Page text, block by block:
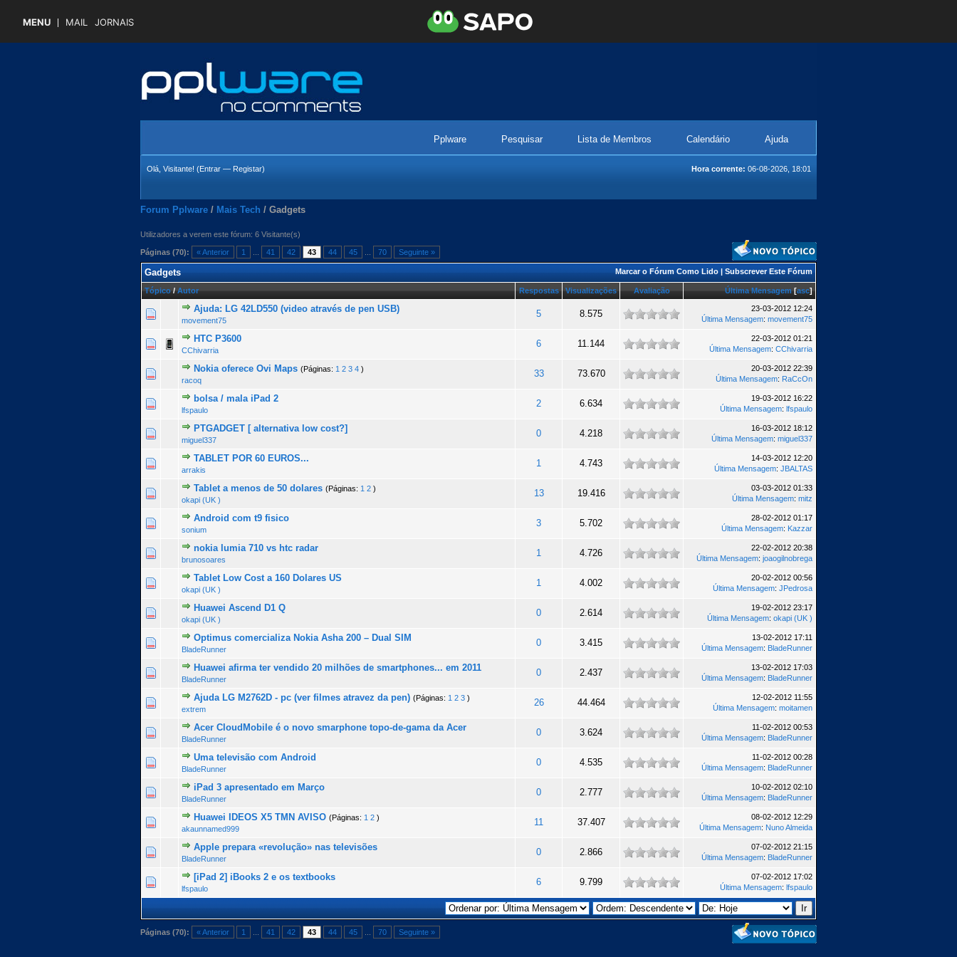
MENU MAIL JORNAIS
Pplware Pesquisar Lista de Membros Calendário Ajuda
Hora corrente: 06-08-2026, 18:01
Olá, Visitante! (Entrar — Registar)
Forum Pplware / Mais Tech / Gadgets
Utilizadores a verem este fórum: 6 Visitante(s)
Páginas (70): « Anterior 1 41 42 43 44 45 70 Seguinte »
Marcar o Fórum Como Lido | Subscrever Este Fórum
Gadgets
Tópico/Autor Respostas Visualizações Avaliação Última Mensagem [asc]
Ajuda: LG 42LD550 (video através de pen USB)
movement75
5 8.575
0 Voto(s) - 0 de 5 na totalidade
12345
23-03-2012 12:24
Última Mensagem: movement75
HTC P3600
CChivarria
6 11.144
0 Voto(s) - 0 de 5 na totalidade
22-03-2012 01:21
Última Mensagem: CChivarria
Nokia oferece Ovi Maps (Páginas: 1 2 3 4 )
racoq
33 73.670
0 Voto(s) - 0 de 5 na totalidade
12345
20-03-2012 22:39
Última Mensagem: RaCcOn
bolsa / mala iPad 2
lfspaulo
2 6.634
0 Voto(s) - 0 de 5 na totalidade
12
19-03-2012 16:22
Última Mensagem: lfspaulo
PTGADGET [ alternativa low cost?]
miguel337
0 4.218
0 Voto(s) - 0 de 5 na totalidade
12345
16-03-2012 18:12
Última Mensagem: miguel337
TABLET POR 60 EUROS...
arrakis
1 4.743
0 Voto(s) - 0 de 5 na totalidade
12345
14-03-2012 12:20
Última Mensagem: JBALTAS
Tablet a menos de 50 dolares (Páginas: 1 2 )
okapi (UK )
13 19.416
0 Voto(s) - 0 de 5 na totalidade
1 23 45
03-03-2012 01:33
Última Mensagem: mitz
Android com t9 fisico
sonium
3 5.702
0 Voto(s) - 0 de 5 na totalidade
1234
28-02-2012 01:17
Última Mensagem: Kazzar
nokia lumia 710 vs htc radar
brunosoares
1 4.726
0 Voto(s) - 0 de 5 na totalidade
1234 5
22-02-2012 20:38
Última Mensagem: joaogilnobrega
Tablet Low Cost a 160 Dolares US
okapi (UK )
1 4.002
0 Voto(s) - 0 de 5 na totalidade
1234 5
20-02-2012 00:56
Última Mensagem: JPedrosa
Huawei Ascend D1 Q
okapi (UK )
0 2.614
0 Voto(s) - 0 de 5 na totalidade
1 23
19-02-2012 23:17
Última Mensagem: okapi (UK )
Optimus comercializa Nokia Asha 200 – Dual SIM
BladeRunner
0 3.415
0 Voto(s) - 0 de 5 na totalidade
1234 5
13-02-2012 17:11
Última Mensagem: BladeRunner
Huawei afirma ter vendido 20 milhões de smartphones... em 2011
BladeRunner
0 2.437
0 Voto(s) - 0 de 5 na totalidade
12345
13-02-2012 17:03
Última Mensagem: BladeRunner
Ajuda LG M2762D - pc (ver filmes atravez da pen) (Páginas: 1 2 3 )
extrem
26 44.464
0 Voto(s) - 0 de 5 na totalidade
12 34 5
12-02-2012 11:55
Última Mensagem: moitamen
Acer CloudMobile é o novo smarphone topo-de-gama da Acer
BladeRunner
0 3.624
0 Voto(s) - 0 de 5 na totalidade
1 2 34 5
11-02-2012 00:53
Última Mensagem: BladeRunner
Uma televisão com Android
BladeRunner
0 4.535
0 Voto(s) - 0 de 5 na totalidade
12345
11-02-2012 00:28
Última Mensagem: BladeRunner
iPad 3 apresentado em Março
BladeRunner
0 2.777
0 Voto(s) - 0 de 5 na totalidade
12 345
10-02-2012 02:10
Última Mensagem: BladeRunner
Huawei IDEOS X5 TMN AVISO (Páginas: 1 2 )
akaunnamed999
11 37.407
0 Voto(s) - 0 de 5 na totalidade
1 2345
08-02-2012 12:29
Última Mensagem: Nuno Almeida
Apple prepara «revolução» nas televisões
BladeRunner
0 2.866
0 Voto(s) - 0 de 5 na totalidade
12345
07-02-2012 21:15
Última Mensagem: BladeRunner
[iPad 2] iBooks 2 e os textbooks
lfspaulo
6 9.799
0 Voto(s) - 0 de 5 na totalidade
1234 5
07-02-2012 17:02
Última Mensagem: lfspaulo
Páginas (70): « Anterior 1 41 42 43 44 45 70 Seguinte »